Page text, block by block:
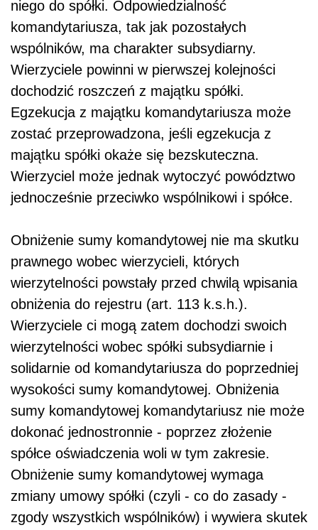
niego do spółki. Odpowiedzialność
komandytariusza, tak jak pozostałych
wspólników, ma charakter subsydiarny.
Wierzyciele powinni w pierwszej kolejności
dochodzić roszczeń z majątku spółki.
Egzekucja z majątku komandytariusza może
zostać przeprowadzona, jeśli egzekucja z
majątku spółki okaże się bezskuteczna.
Wierzyciel może jednak wytoczyć powództwo
jednocześnie przeciwko wspólnikowi i spółce.
Obniżenie sumy komandytowej nie ma skutku
prawnego wobec wierzycieli, których
wierzytelności powstały przed chwilą wpisania
obniżenia do rejestru (art. 113 k.s.h.).
Wierzyciele ci mogą zatem dochodzi swoich
wierzytelności wobec spółki subsydiarnie i
solidarnie od komandytariusza do poprzedniej
wysokości sumy komandytowej. Obniżenia
sumy komandytowej komandytariusz nie może
dokonać jednostronnie - poprzez złożenie
spółce oświadczenia woli w tym zakresie.
Obniżenie sumy komandytowej wymaga
zmiany umowy spółki (czyli - co do zasady -
zgody wszystkich wspólników) i wywiera skutek